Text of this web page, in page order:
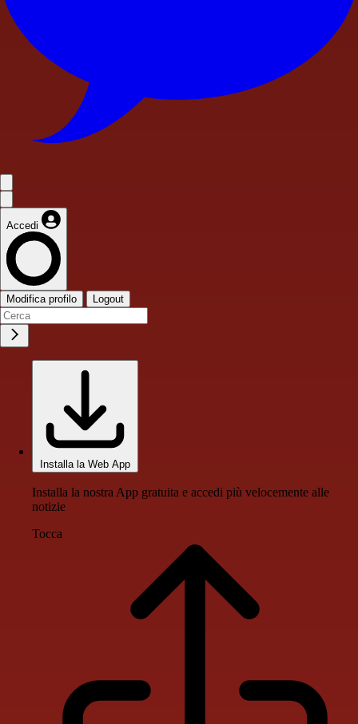
Accedi
Modifica profilo Logout
Installa la Web App
Installa la nostra App gratuita e accedi più velocemente alle
notizie
Tocca